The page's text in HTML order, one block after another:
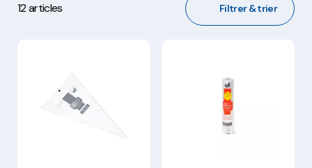
12 articles Filtrer & trier